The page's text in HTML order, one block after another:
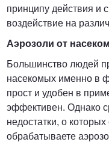
принципу действия и
воздействие на
Аэрозоли от
Большинство людей
насекомых именно в
прост и удобен в
эффективен. Однако
недостатки, о
обрабатываете